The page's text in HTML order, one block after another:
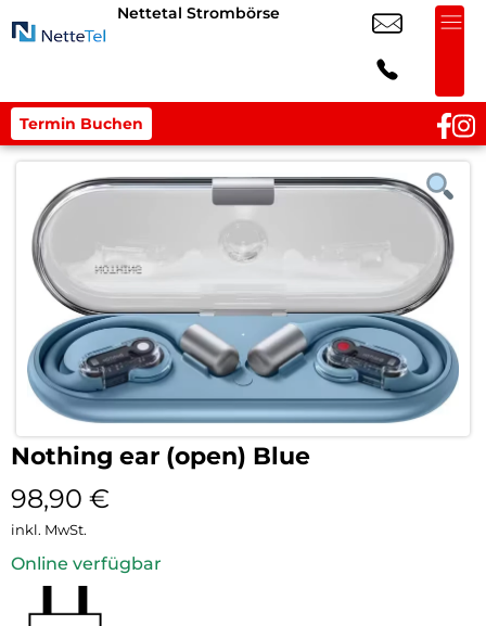
Nettetal Strombörse
Termin Buchen
Nothing ear (open) Blue
98,90 €
inkl. MwSt.
Online verfügbar